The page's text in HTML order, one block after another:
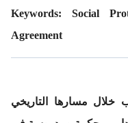
Keywords: Social
Agreement
خلال مسارها التاريخي